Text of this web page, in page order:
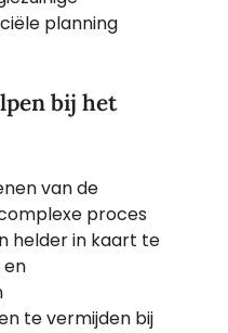
planning
bij het
van de
proces
helder in kaart te
en
te vermijden bij